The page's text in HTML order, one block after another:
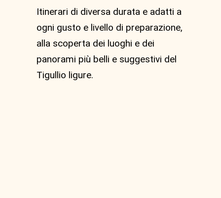
Itinerari di diversa durata e adatti a
ogni gusto e livello di preparazione,
alla scoperta dei luoghi e dei
panorami più belli e suggestivi del
Tigullio ligure.